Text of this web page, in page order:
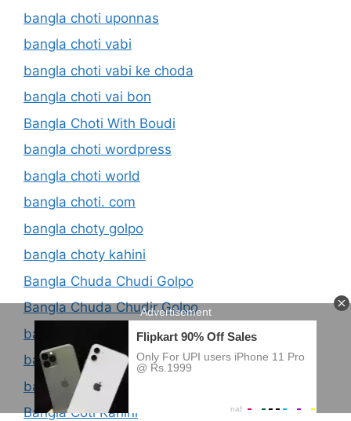
bangla choti uponnas
bangla choti vabi
bangla choti vabi ke choda
bangla choti vai bon
Bangla Choti With Boudi
bangla choti wordpress
bangla choti world
bangla choti. com
bangla choty golpo
bangla choty kahini
Bangla Chuda Chudi Golpo
Bangla Chuda Chudir Golpo
bangla chudachdui choti
bangla chudachudir golpo
bangla coti golpo
Bangla Coti Kahini